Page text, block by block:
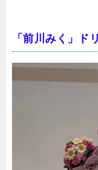
「前川みく」ド